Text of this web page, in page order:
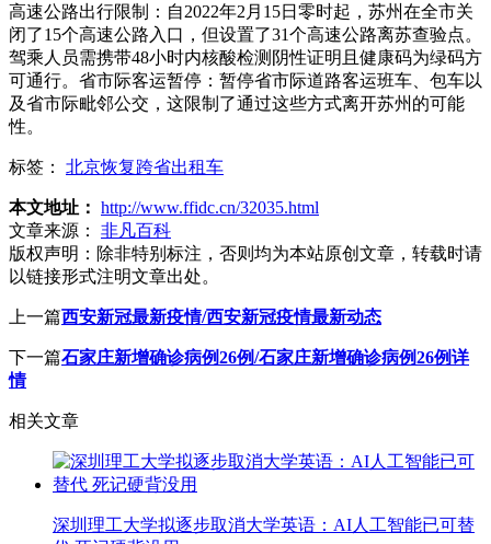
高速公路出行限制：自2022年2月15日零时起，苏州在全市关
闭了15个高速公路入口，但设置了31个高速公路离苏查验点。
驾乘人员需携带48小时内核酸检测阴性证明且健康码为绿码方
可通行。省市际客运暂停：暂停省市际道路客运班车、包车以
及省市际毗邻公交，这限制了通过这些方式离开苏州的可能
性。
标签： 北京恢复跨省出租车
本文地址： http://www.ffidc.cn/32035.html
文章来源：
非凡百科
版权声明： 除非特别标注，否则均为本站原创文章，转载时请
以链接形式注明文章出处。
上一篇西安新冠最新疫情/西安新冠疫情最新动态
下一篇石家庄新增确诊病例26例/石家庄新增确诊病例26例详
情
相关文章
深圳理工大学拟逐步取消大学英语：AI人工智能已可替